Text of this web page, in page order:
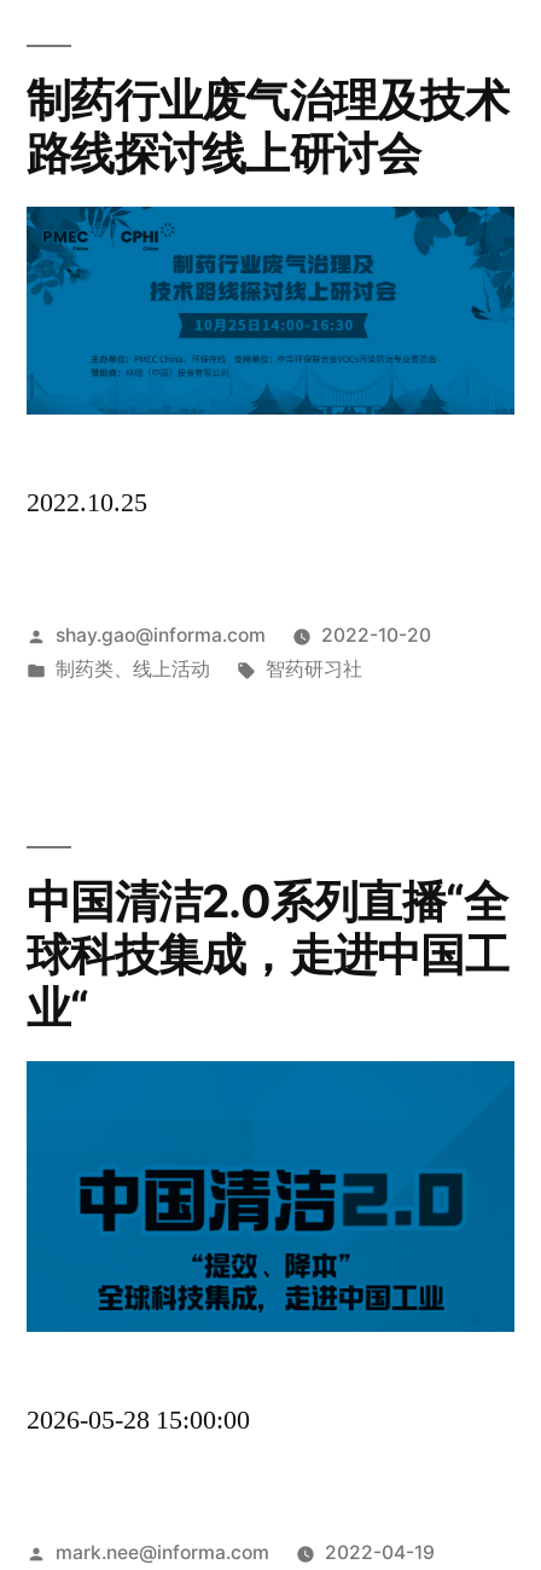
制药行业废气治理及技术
路线探讨线上研讨会
2022.10.25
shay.gao@informa.com
2022-10-20
制药类、 线上活动 智药研习社
中国清洁2.0系列直播“全
球科技集成，走进中国工
业“
2026-05-28 15:00:00
mark.nee@informa.com
2022-04-19